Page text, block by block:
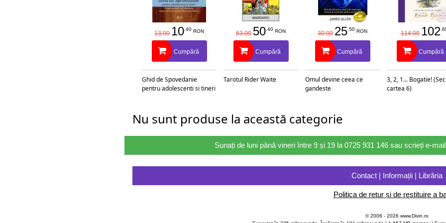
13.00 10 .40 RON
Cumpără
Ghid de Spovedanie
pentru adolescenti si tineri
63.00 50 .40 RON
Cumpără
Tarotul Rider Waite
30.00 25 .50 RON
Cumpără
Omul devine ceea ce
gandeste
114.00 102
Cumpără
3, 2, 1... Bogatie!
cartea 6)
Nu sunt produse la această categorie
Sunați de luni până vineri între 9 și 19 la 0725 931 146 sau scrieți e-
Contact | Informații | Librăria
Politica de retur și de restituire a
© 2006 - 2026 www.Divin.ro